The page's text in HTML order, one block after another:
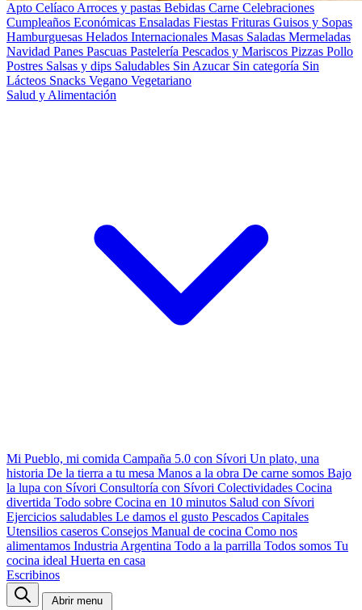
Apto Celíaco Arroces y pastas Bebidas Carne Celebraciones
Cumpleaños Económicas Ensaladas Fiestas Frituras Guisos y Sopas
Hamburguesas Helados Internacionales Masas Saladas Mermeladas
Navidad Panes Pascuas Pastelería Pescados y Mariscos Pizzas Pollo
Postres Salsas y dips Saludables Sin Azucar Sin categoría Sin
Lácteos Snacks Vegano Vegetariano
Salud y Alimentación
Mi Pueblo, mi comida Campaña 5.0 con Sívori Un plato, una
historia De la tierra a tu mesa Manos a la obra De carne somos Bajo
la lupa con Sívori Consultoría con Sívori Colectividades Cocina
divertida Todo sobre Cocina en 10 minutos Salud con Sívori
Ejercicios saludables Le damos el gusto Pescados Capitales
Utensilios caseros Consejos Manual de cocina Como nos
alimentamos Industria Argentina Todo a la parrilla Todos somos Tu
cocina ideal Huerta en casa
Escribinos
Abrir menu